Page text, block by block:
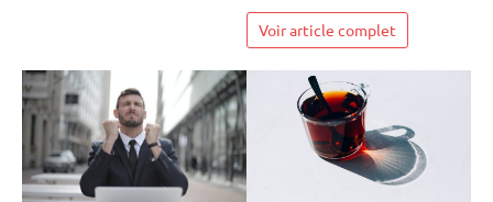
Voir article complet